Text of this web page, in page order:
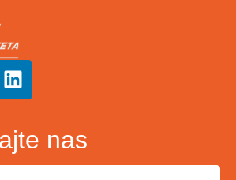
nas